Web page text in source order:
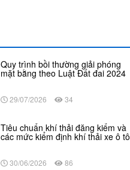
Quy trình bồi thường giải phóng
mặt bằng theo Luật Đất đai 2024
29/07/2026 34
Tiêu chuẩn khí thải đăng kiểm và
các mức kiểm định khí thải xe ô tô
30/06/2026 86